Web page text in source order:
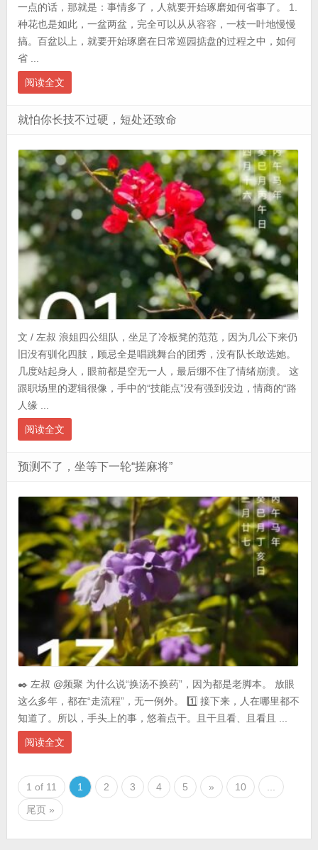
一点的话，那就是：事情多了，人就要开始琢磨如何省事了。 1.
种花也是如此，一盆两盆，完全可以从从容容，一枝一叶地慢慢
搞。百盆以上，就要开始琢磨在日常巡园掂盘的过程之中，如何
省 ...
阅读全文
就怕你长技不过硬，短处还致命
文 / 左叔 浪姐四公组队，坐足了冷板凳的范范，因为几公下来仍
旧没有驯化四肢，顾忌全是唱跳舞台的团秀，没有队长敢选她。
几度站起身人，眼前都是空无一人，最后绷不住了情绪崩溃。 这
跟职场里的逻辑很像，手中的“技能点”没有强到没边，情商的“路
人缘 ...
阅读全文
预测不了，坐等下一轮“搓麻将”
✒️ 左叔 @频聚 为什么说“换汤不换药”，因为都是老脚本。 放眼
这么多年，都在“走流程”，无一例外。 1️⃣ 接下来，人在哪里都不
知道了。所以，手头上的事，悠着点干。且干且看、且看且 ...
阅读全文
1 of 11 1 2 3 4 5 » 10
尾页 »